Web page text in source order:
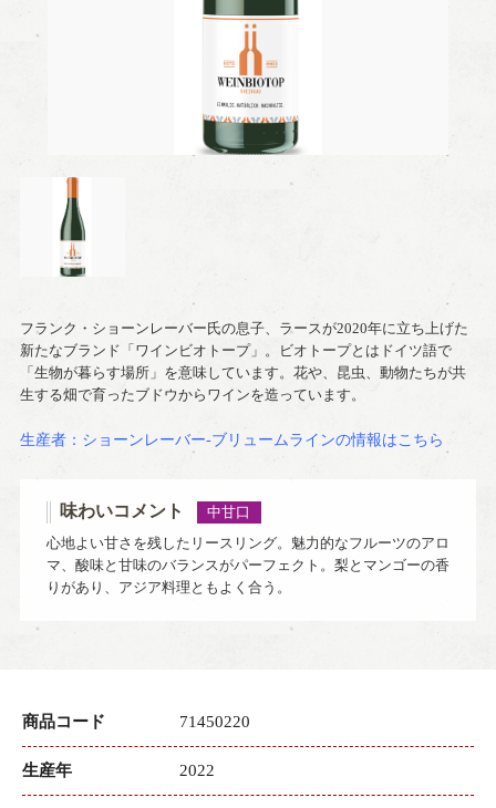
フランク・ショーンレーバー氏の息子、ラースが2020年に立ち上げた
新たなブランド「ワインビオトープ」。ビオトープとはドイツ語で
「生物が暮らす場所」を意味しています。花や、昆虫、動物たちが共
生する畑で育ったブドウからワインを造っています。
生産者：ショーンレーバー-ブリュームラインの情報はこちら
味わいコメント
中甘口
心地よい甘さを残したリースリング。魅力的なフルーツのアロ
マ、酸味と甘味のバランスがパーフェクト。梨とマンゴーの香
りがあり、アジア料理ともよく合う。
商品コード 71450220
生産年 2022